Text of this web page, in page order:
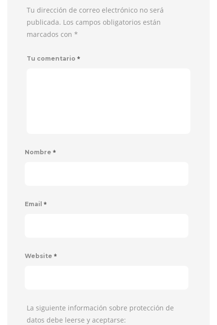
Tu dirección de correo electrónico no será
publicada. Los campos obligatorios están
marcados con *
Tu comentario *
Nombre *
Email *
Website *
La siguiente información sobre protección de
datos debe leerse y aceptarse: